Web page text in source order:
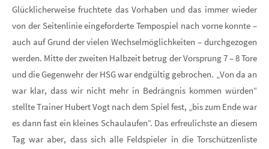
Glücklicherweise fruchtete das Vorhaben und das immer wieder
von der Seitenlinie eingeforderte Tempospiel nach vorne konnte –
auch auf Grund der vielen Wechselmöglichkeiten – durchgezogen
werden. Mitte der zweiten Halbzeit betrug der Vorsprung 7 – 8 Tore
und die Gegenwehr der HSG war endgültig gebrochen. „Von da an
war klar, dass wir nicht mehr in Bedrängnis kommen würden“
stellte Trainer Hubert Vogt nach dem Spiel fest, „bis zum Ende war
es dann fast ein kleines Schaulaufen“. Das erfreulichste an diesem
Tag war aber, dass sich alle Feldspieler in die Torschützenliste